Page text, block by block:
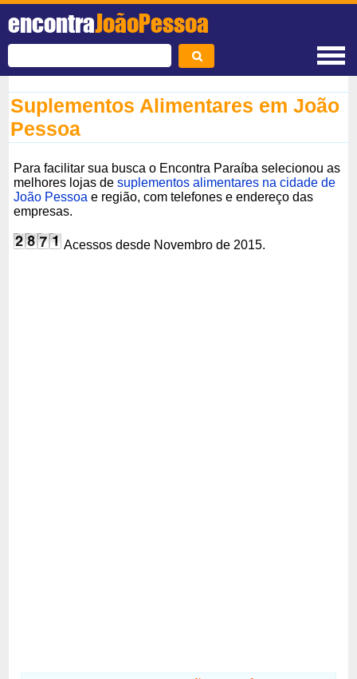
encontraJoãoPessoa
Suplementos Alimentares em João
Pessoa
Para facilitar sua busca o Encontra Paraíba selecionou as
melhores lojas desuplementos alimentares na cidade de
João Pessoa e região, com telefones e endereço das
empresas.
Acessos desde Novembro de 2015.